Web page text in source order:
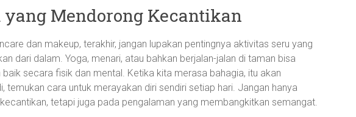
Mendorong Kecantikan
dan makeup, terakhir, jangan lupakan pentingnya aktivitas seru yang
dari dalam. Yoga, menari, atau bahkan berjalan-jalan di taman bisa
secara fisik dan mental. Ketika kita merasa bahagia, itu akan
temukan cara untuk merayakan diri sendiri setiap hari. Jangan hanya
tetapi juga pada pengalaman yang membangkitkan semangat.